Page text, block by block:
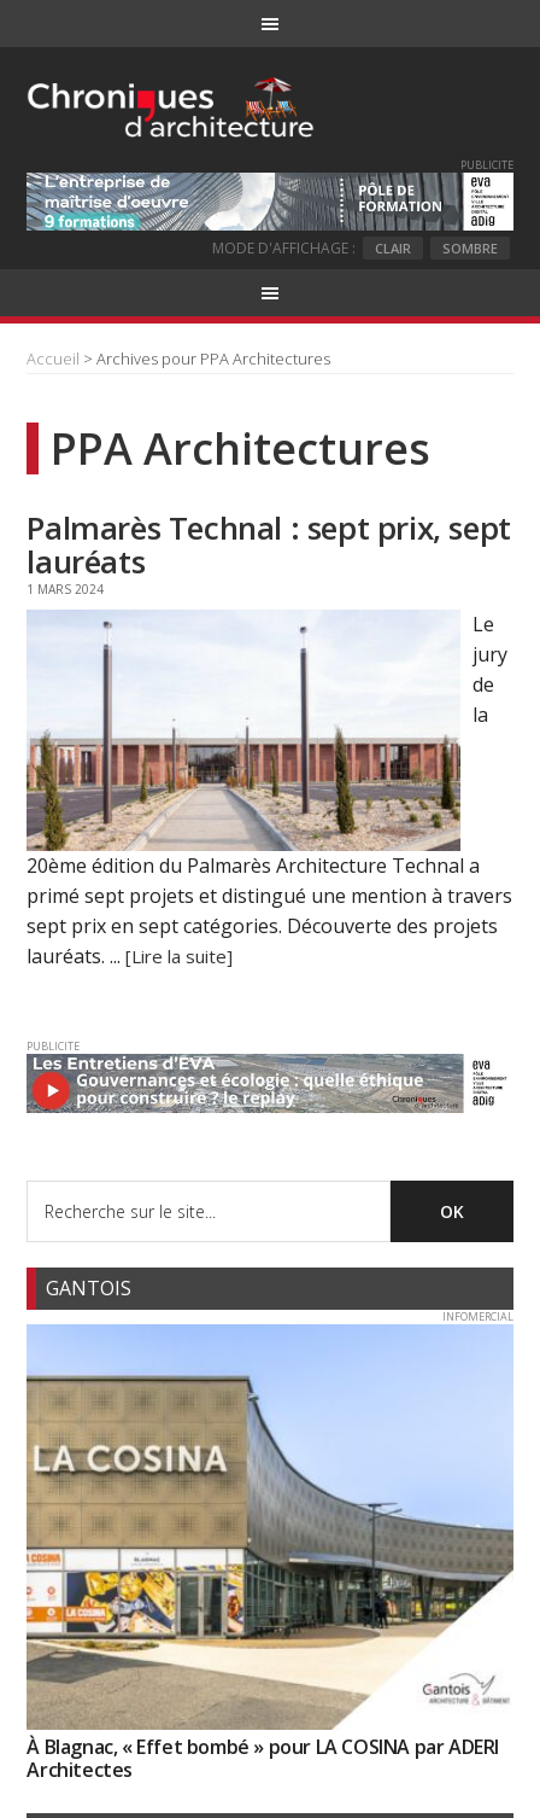
PUBLICITE
MODE D'AFFICHAGE : CLAIR SOMBRE
Accueil > Archives pour PPA Architectures
PPA Architectures
Palmarès Technal : sept prix, sept
lauréats
1 MARS 2024
Le
jury
de
la
20ème édition du Palmarès Architecture Technal a
primé sept projets et distingué une mention à travers
sept prix en sept catégories. Découverte des projets
lauréats. ...[Lire la suite]
PUBLICITE
GANTOIS
INFOMERCIAL
À Blagnac, « Effet bombé » pour LA COSINA par ADERI
Architectes